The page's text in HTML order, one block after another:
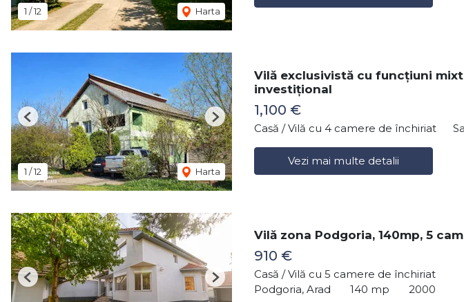
1 /12 Harta
1 /12 Harta
Previous Next
Vilă exclusivistă cu funcțiuni
investițional
1,100 €
Casă / Vilă cu 4 camere de închiriat
Vezi mai multe detalii
Previous Next
Vilă zona Podgoria, 140mp, 5
910 €
Casă / Vilă cu 5 camere de închiriat
Podgoria, Arad
140 mp 2000